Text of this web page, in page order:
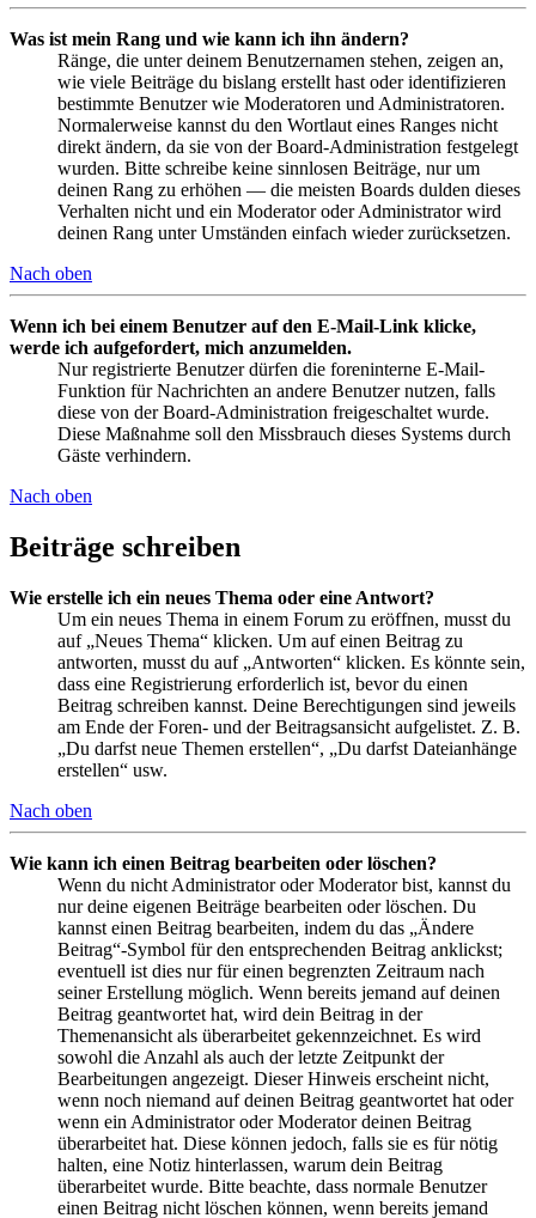
Was ist mein Rang und wie kann ich ihn ändern?
Ränge, die unter deinem Benutzernamen stehen, zeigen an,
wie viele Beiträge du bislang erstellt hast oder identifizieren
bestimmte Benutzer wie Moderatoren und Administratoren.
Normalerweise kannst du den Wortlaut eines Ranges nicht
direkt ändern, da sie von der Board-Administration festgelegt
wurden. Bitte schreibe keine sinnlosen Beiträge, nur um
deinen Rang zu erhöhen — die meisten Boards dulden dieses
Verhalten nicht und ein Moderator oder Administrator wird
deinen Rang unter Umständen einfach wieder zurücksetzen.
Nach oben
Wenn ich bei einem Benutzer auf den E-Mail-Link klicke,
werde ich aufgefordert, mich anzumelden.
Nur registrierte Benutzer dürfen die foreninterne E-Mail-
Funktion für Nachrichten an andere Benutzer nutzen, falls
diese von der Board-Administration freigeschaltet wurde.
Diese Maßnahme soll den Missbrauch dieses Systems durch
Gäste verhindern.
Nach oben
Beiträge schreiben
Wie erstelle ich ein neues Thema oder eine Antwort?
Um ein neues Thema in einem Forum zu eröffnen, musst du
auf „Neues Thema“ klicken. Um auf einen Beitrag zu
antworten, musst du auf „Antworten“ klicken. Es könnte sein,
dass eine Registrierung erforderlich ist, bevor du einen
Beitrag schreiben kannst. Deine Berechtigungen sind jeweils
am Ende der Foren- und der Beitragsansicht aufgelistet. Z. B.
„Du darfst neue Themen erstellen“, „Du darfst Dateianhänge
erstellen“ usw.
Nach oben
Wie kann ich einen Beitrag bearbeiten oder löschen?
Wenn du nicht Administrator oder Moderator bist, kannst du
nur deine eigenen Beiträge bearbeiten oder löschen. Du
kannst einen Beitrag bearbeiten, indem du das „Ändere
Beitrag“-Symbol für den entsprechenden Beitrag anklickst;
eventuell ist dies nur für einen begrenzten Zeitraum nach
seiner Erstellung möglich. Wenn bereits jemand auf deinen
Beitrag geantwortet hat, wird dein Beitrag in der
Themenansicht als überarbeitet gekennzeichnet. Es wird
sowohl die Anzahl als auch der letzte Zeitpunkt der
Bearbeitungen angezeigt. Dieser Hinweis erscheint nicht,
wenn noch niemand auf deinen Beitrag geantwortet hat oder
wenn ein Administrator oder Moderator deinen Beitrag
überarbeitet hat. Diese können jedoch, falls sie es für nötig
halten, eine Notiz hinterlassen, warum dein Beitrag
überarbeitet wurde. Bitte beachte, dass normale Benutzer
einen Beitrag nicht löschen können, wenn bereits jemand